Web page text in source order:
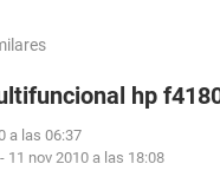
hp
a las 06:37
- 11 nov 2010 a las 18:08